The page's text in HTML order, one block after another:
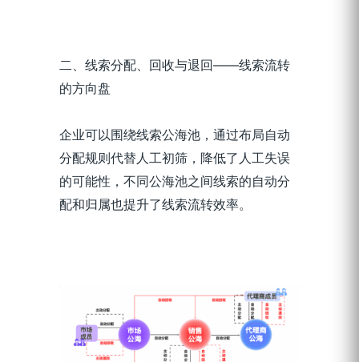
二、线索分配、回收与退回——线索流转
的方向盘
企业可以围绕线索公海池，通过布局自动
分配规则代替人工初筛，降低了人工失误
的可能性，不同公海池之间线索的自动分
配和归属也提升了线索流转效率。